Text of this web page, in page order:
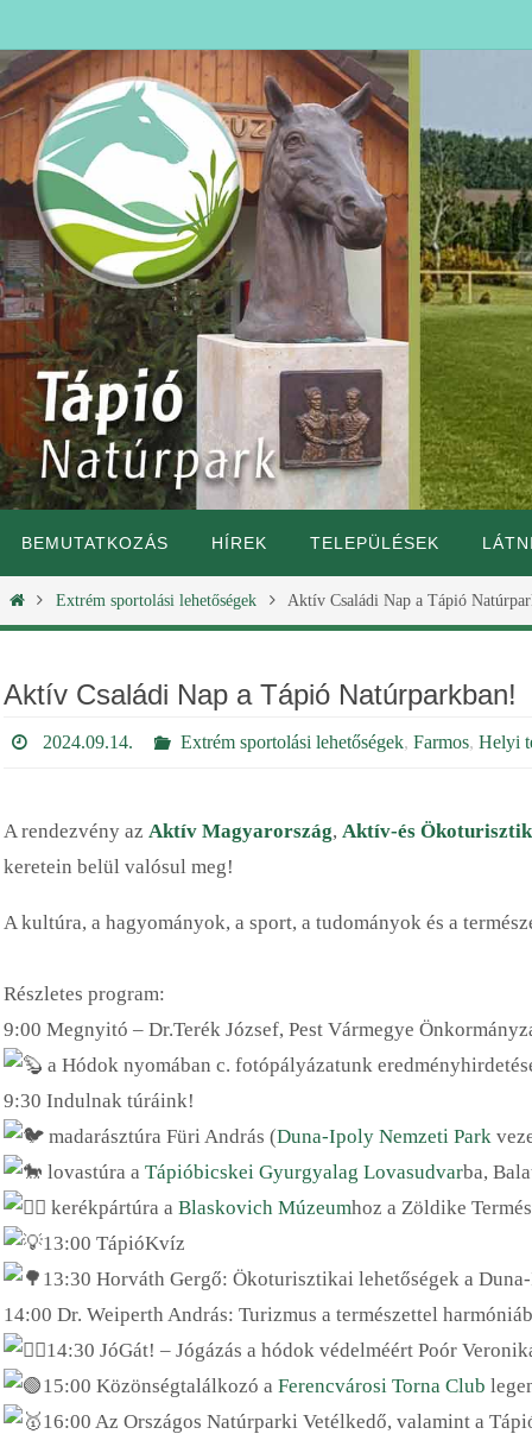
BEMUTATKOZÁS HÍREK TELEPÜLÉSEK
Extrém sportolási lehetőségek Aktív Családi Nap a Tápió
Aktív Családi Nap a Tápió Natúrparkban!
2024.09.14. Extrém sportolási lehetőségek, Farmos, Helyi
A rendezvény az Aktív Magyarország, Aktív-és
keretein belül valósul meg!
A kultúra, a hagyományok, a sport, a tudományok és a
Részletes program:
9:00 Megnyitó – Dr.Terék József, Pest Vármegye
a Hódok nyomában c. fotópályázatunk
9:30 Indulnak túráink!
madarásztúra Füri András (Duna-Ipoly Nemzeti Park
lovastúra a Tápióbicskei Gyurgyalag Lovasudvarba,
kerékpártúra a Blaskovich Múzeumhoz a Zöldike
13:00 TápióKvíz
13:30 Horváth Gergő: Ökoturisztikai lehetőségek a
14:00 Dr. Weiperth András: Turizmus a természettel
14:30 JóGát! – Jógázás a hódok védelméért Poór
15:00 Közönségtalálkozó a Ferencvárosi Torna Club
16:00 Az Országos Natúrparki Vetélkedő, valamint a